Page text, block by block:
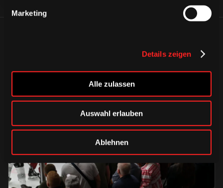
Marketing
Details zeigen
Alle zulassen
Auswahl erlauben
Ablehnen